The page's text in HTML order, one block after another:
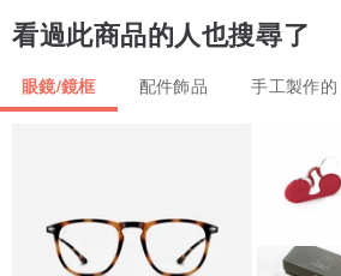
看過此商品的人也搜尋了
眼鏡/鏡框 配件飾品 手工製作